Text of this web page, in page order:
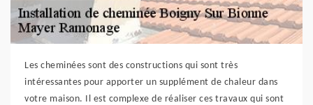
Les cheminées sont des constructions qui sont très
intéressantes pour apporter un supplément de chaleur dans
votre maison. Il est complexe de réaliser ces travaux qui sont